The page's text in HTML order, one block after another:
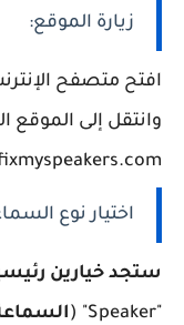
زيارة الموقع:
افتح متصفح
وانتقل إلى الموقع
.
اختيار نوع
ستجد خيارين
"Speaker" (